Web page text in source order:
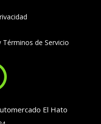
de Servicio
El Hato